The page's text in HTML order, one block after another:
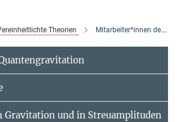
Theorien Mitarbeiter*innen der Abteilung
Gravitation und in Streuamplituden